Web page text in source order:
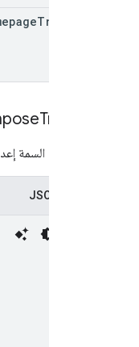
Trigger
Trigger
تمثّل هذه السمة